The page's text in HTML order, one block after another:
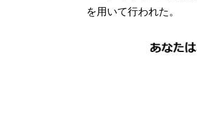
を用いて行われた。